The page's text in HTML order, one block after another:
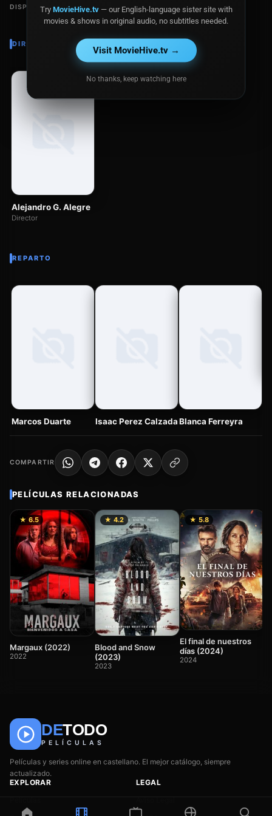
DISPONIBLE EN
DIRECTOR
Alejandro G. Alegre
Director
REPARTO
Marcos Duarte Isaac Perez CalzadaBlanca Ferreyra
COMPARTIR
PELÍCULAS RELACIONADAS
★ 6.5
Margaux (2022)
2022
★ 4.2
Blood and Snow
(2023)
2023
★ 5.8
El final de nuestros
días (2024)
2024
DETODO
PELÍCULAS
Películas y series online en castellano. El mejor catálogo, siempre
actualizado.
EXPLORAR
LEGAL
Try MovieHive.tv— our English-language sister site with
movies & shows in original audio, no subtitles needed.
Visit MovieHive.tv →
No thanks, keep watching here
🎬
Películas